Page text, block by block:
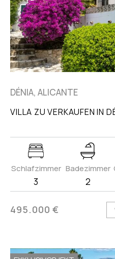
DÉNIA, ALICANTE
VILLA ZU VERKAUFEN IN
Schlafzimmer
3
Badezimmer
2
495.000 €